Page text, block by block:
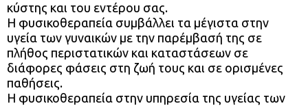
κύστης και του εντέρου σας.
Η φυσικοθεραπεία συμβάλλει τα μέγιστα στην
υγεία των γυναικών με την παρέμβασή της σε
πλήθος περιστατικών και καταστάσεων σε
διάφορες φάσεις στη ζωή τους και σε ορισμένες
παθήσεις.
Η φυσικοθεραπεία στην υπηρεσία της υγείας των